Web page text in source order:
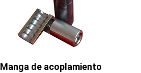
Manga de acoplamiento